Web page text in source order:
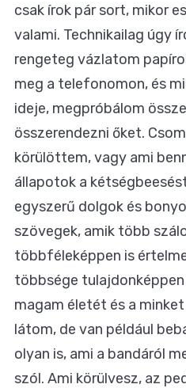
csak írok pár sort, mikor
valami. Technikailag úgy
rengeteg vázlatom
meg a telefonomon, és
ideje, megpróbálom
összerendezni őket.
körülöttem, vagy ami
állapotok a
egyszerű dolgok és
szövegek, amik több
többféleképpen is
többsége tulajdonképpen
magam életét és a
látom, de van például
olyan is, ami a bandáról
szól. Ami körülvesz, az